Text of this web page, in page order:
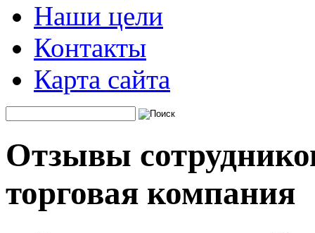
Наши цели
Контакты
Карта сайта
Отзывы
торговая компания